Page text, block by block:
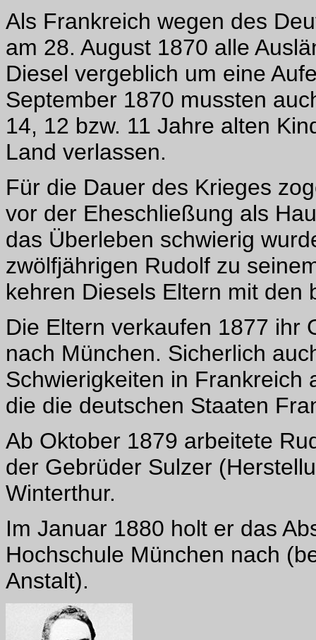
Als Frankreich wegen des
am 28. August 1870 alle
Diesel vergeblich um eine
September 1870 mussten
14, 12 bzw. 11 Jahre alten
Land verlassen.
Für die Dauer des Krieges
vor der Eheschließung als
das Überleben schwierig
zwölfjährigen Rudolf zu
kehren Diesels Eltern mit den
Die Eltern verkaufen 1877 ihr
nach München. Sicherlich
Schwierigkeiten in Frankreich
die die deutschen Staaten
Ab Oktober 1879 arbeitete
der Gebrüder Sulzer
Winterthur.
Im Januar 1880 holt er das
Hochschule München nach
Anstalt).